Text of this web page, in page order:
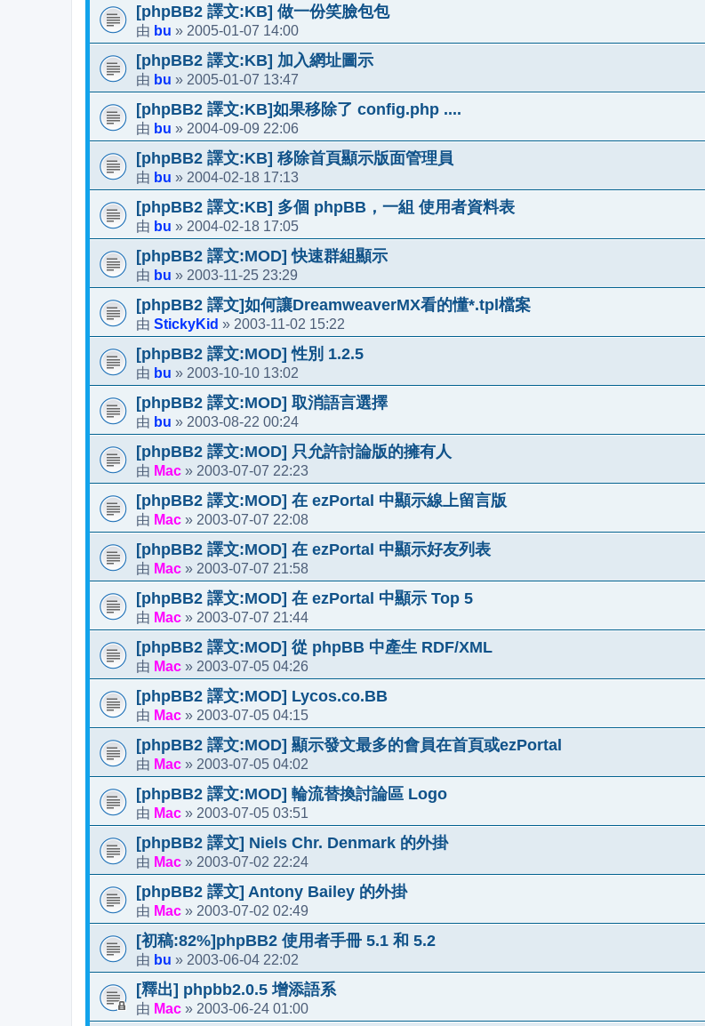
[phpBB2 譯文:KB] 做一份笑臉包包
由 bu » 2005-01-07 14:00
[phpBB2 譯文:KB] 加入網址圖示
由 bu » 2005-01-07 13:47
[phpBB2 譯文:KB]如果移除了 config.php ....
由 bu » 2004-09-09 22:06
[phpBB2 譯文:KB] 移除首頁顯示版面管理員
由 bu » 2004-02-18 17:13
[phpBB2 譯文:KB] 多個 phpBB，一組 使用者資料表
由 bu » 2004-02-18 17:05
[phpBB2 譯文:MOD] 快速群組顯示
由 bu » 2003-11-25 23:29
[phpBB2 譯文]如何讓DreamweaverMX看的懂*.tpl檔案
由 StickyKid » 2003-11-02 15:22
[phpBB2 譯文:MOD] 性別 1.2.5
由 bu » 2003-10-10 13:02
[phpBB2 譯文:MOD] 取消語言選擇
由 bu » 2003-08-22 00:24
[phpBB2 譯文:MOD] 只允許討論版的擁有人
由 Mac » 2003-07-07 22:23
[phpBB2 譯文:MOD] 在 ezPortal 中顯示線上留言版
由 Mac » 2003-07-07 22:08
[phpBB2 譯文:MOD] 在 ezPortal 中顯示好友列表
由 Mac » 2003-07-07 21:58
[phpBB2 譯文:MOD] 在 ezPortal 中顯示 Top 5
由 Mac » 2003-07-07 21:44
[phpBB2 譯文:MOD] 從 phpBB 中產生 RDF/XML
由 Mac » 2003-07-05 04:26
[phpBB2 譯文:MOD] Lycos.co.BB
由 Mac » 2003-07-05 04:15
[phpBB2 譯文:MOD] 顯示發文最多的會員在首頁或ezPortal
由 Mac » 2003-07-05 04:02
[phpBB2 譯文:MOD] 輪流替換討論區 Logo
由 Mac » 2003-07-05 03:51
[phpBB2 譯文] Niels Chr. Denmark 的外掛
由 Mac » 2003-07-02 22:24
[phpBB2 譯文] Antony Bailey 的外掛
由 Mac » 2003-07-02 02:49
[初稿:82%]phpBB2 使用者手冊 5.1 和 5.2
由 bu » 2003-06-04 22:02
[釋出] phpbb2.0.5 增添語系
由 Mac » 2003-06-24 01:00